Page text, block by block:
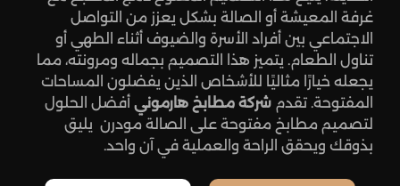
غرفة المعيشة أو الصالة بشكل يعزز من التواصل
الاجتماعي بين أفراد الأسرة والضيوف أثناء الطهي أو
تناول الطعام. يتميز هذا التصميم بجماله ومرونته، مما
يجعله خيارًا مثاليًا للأشخاص الذين يفضلون المساحات
المفتوحة. تقدم شركة مطابخ هارموني أفضل الحلول
لتصميم مطابخ مفتوحة على الصالة مودرن يليق
بذوقك ويحقق الراحة والعملية في آن واحد.